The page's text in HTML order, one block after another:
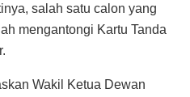
salah satu calon yang
mengantongi Kartu Tanda
Wakil Ketua Dewan